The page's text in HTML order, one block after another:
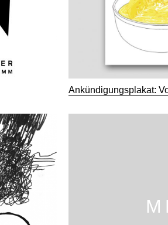
Ankündigungsplakat:
M